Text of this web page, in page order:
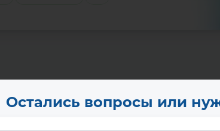
Остались вопросы или